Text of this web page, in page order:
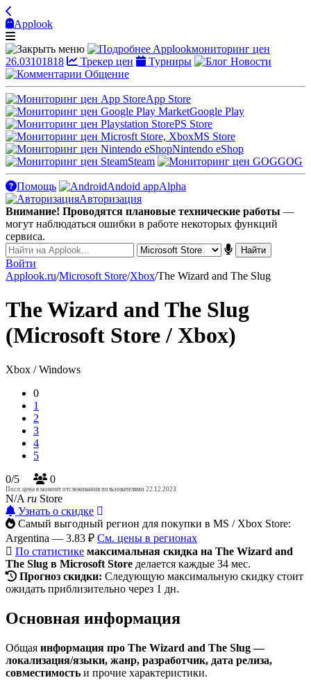
Applook
Applookмониторинг цен
26.03101818
Трекер цен Турниры
Новости
Общение
App Store
Google Play
PS Store
MS Store
Nintendo eShop
Steam
GOG
Помощь Andoid appAlpha
Авторизация
Внимание! Проводятся плановые технические работы —
могут наблюдаться ошибки в работе некоторых функций
сервиса.
Войти
Applook.ru/Microsoft Store/Xbox/The Wizard and The Slug
The Wizard and The Slug
(Microsoft Store / Xbox)
Xbox / Windows
0
1
2
3
4
5
0/5
0
Посл. цена в момент отслеживания пользователями 22.12.2023
N/A ru Store
Узнать о скидке
Самый выгодный регион для покупки в MS / Xbox Store:
Argentina — 3.83 ₽ См. цены в регионах
По статистике максимальная скидка на The Wizard and
The Slug в Microsoft Store делается каждые 34 мес.
Прогноз скидки: Следующую максимальную скидку стоит
ожидать приблизительно через 1 дн.
Основная информация
Общая информация про The Wizard and The Slug —
локализация/языки, жанр, разработчик, дата релиза,
совместимость и прочие характеристики.